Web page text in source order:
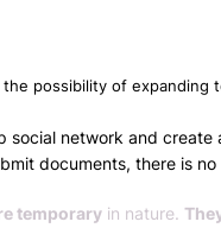
possibility of expanding
network and
documents, there is
temporary in nature.